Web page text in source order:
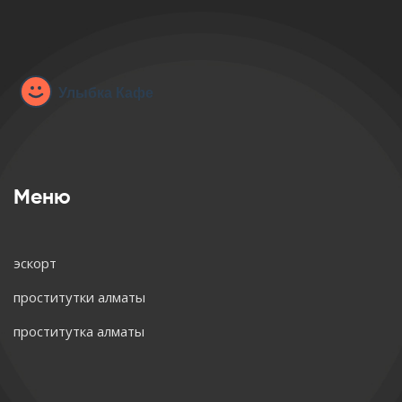
Меню
эскорт
проститутки алматы
проститутка алматы